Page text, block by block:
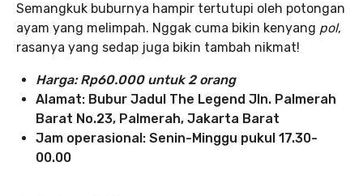
Semangkuk buburnya hampir tertutupi oleh potongan
ayam yang melimpah. Nggak cuma bikin kenyang pol,
rasanya yang sedap juga bikin tambah nikmat!
Harga: Rp60.000 untuk 2 orang
Alamat: Bubur Jadul The Legend Jln. Palmerah
Barat No.23, Palmerah, Jakarta Barat
Jam operasional: Senin-Minggu pukul 17.30-
00.00